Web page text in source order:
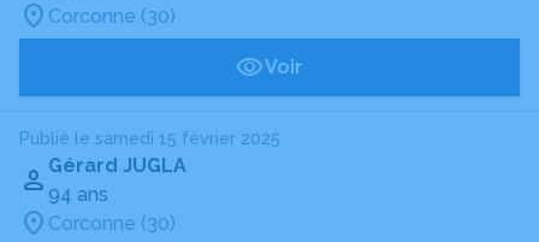
Corconne (30)
Voir
Publié le samedi 15 février 2025
Gérard JUGLA
94 ans
Corconne (30)